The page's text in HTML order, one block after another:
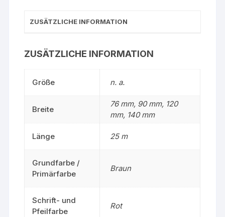
ZUSÄTZLICHE INFORMATION
ZUSÄTZLICHE INFORMATION
Größe n. a.
Breite
76 mm, 90 mm, 120
mm, 140 mm
Länge 25 m
Grundfarbe /
Primärfarbe
Braun
Schrift- und
Pfeilfarbe
Rot